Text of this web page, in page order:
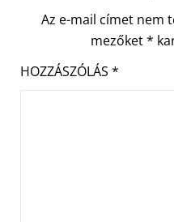
Az e-mail címet nem
mezőket*
HOZZÁSZÓLÁS *